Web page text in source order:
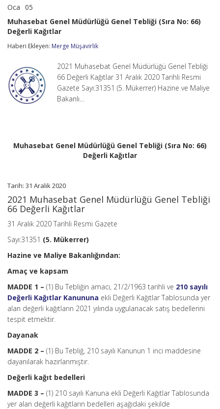
Oca 05
Müdürlüğü
Genel
(Sıra
Değerli
Kağıtlar
için
Muhasebat Genel Müdürlüğü Genel Tebliği (Sıra No: 66)
Değerli Kağıtlar
Haberi Ekleyen: Merge Müşavirlik
2021 Muhasebat Genel Müdürlüğü Genel Tebliği
66 Değerli Kağıtlar 31 Aralık 2020 Tarihli Resmi
Gazete Sayı:31351 (5. Mükerrer) Hazine ve Maliye
Bakanlı…
Muhasebat Genel Müdürlüğü Genel Tebliği (Sıra No: 66)
Değerli Kağıtlar
Tarih: 31 Aralık 2020
2021 Muhasebat Genel Müdürlüğü Genel Tebliği
66 Değerli Kağıtlar
31 Aralık 2020 Tarihli Resmi Gazete
Sayı:31351 (5. Mükerrer)
Hazine ve Maliye Bakanlığından:
Amaç ve kapsam
MADDE 1 – (1) Bu Tebliğin amacı, 21/2/1963 tarihli ve 210 sayılı
Değerli Kağıtlar Kanununa ekli Değerli Kağıtlar Tablosunda yer
alan değerli kağıtların 2021 yılında uygulanacak satış bedellerini
tespit etmektir.
Dayanak
MADDE 2 – (1) Bu Tebliğ, 210 sayılı Kanunun 1 inci maddesine
dayanılarak hazırlanmıştır.
Değerli kağıt bedelleri
MADDE 3 – (1) 210 sayılı Kanuna ekli Değerli Kağıtlar Tablosunda
yer alan değerli kağıtların bedelleri aşağıdaki şekilde